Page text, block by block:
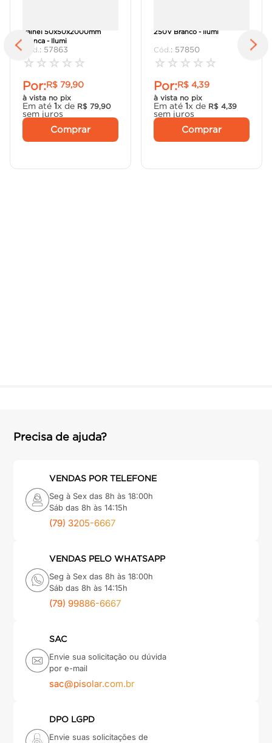
Painel 50x50x2000mm
Branca - Ilumi
: 57863
☆ ☆ ☆ ☆ ☆
Por:R$ 79,90
à vista no pix
Em até 1x de R$ 79,90
sem juros
Comprar
250V Branco - Ilumi
: 57850
☆ ☆ ☆ ☆ ☆
Por:R$ 4,39
à vista no pix
Em até 1x de R$ 4,39
sem juros
Comprar
Precisa de ajuda?
VENDAS POR TELEFONE
Seg à Sex das 8h às 18:00h
Sáb das 8h às 14:15h
(79) 3205-6667
VENDAS PELO WHATSAPP
Seg à Sex das 8h às 18:00h
Sáb das 8h às 14:15h
(79) 99886-6667
SAC
Envie sua solicitação ou dúvida
por e-mail
sac@pisolar.com.br
DPO LGPD
Envie suas solicitações de